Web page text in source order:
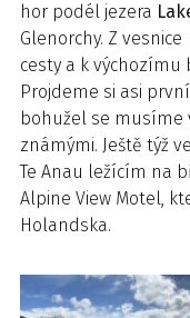
hor podél jezera
Glenorchy. Z
cesty a k výchozímu
Projdeme si asi
bohužel se musíme
známými. Ještě týž
Te Anau ležícím na
Alpine View Motel,
Holandska.